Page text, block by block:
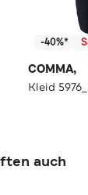
-40%*
COMMA,
Kleid
auch